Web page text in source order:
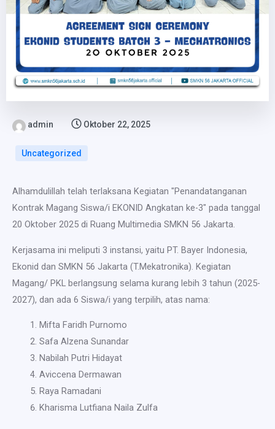
admin Oktober 22, 2025
Uncategorized
Alhamdulillah telah terlaksana Kegiatan "Penandatanganan
Kontrak Magang Siswa/i EKONID Angkatan ke-3" pada tanggal
20 Oktober 2025 di Ruang Multimedia SMKN 56 Jakarta.
Kerjasama ini meliputi 3 instansi, yaitu PT. Bayer Indonesia,
Ekonid dan SMKN 56 Jakarta (T.Mekatronika). Kegiatan
Magang/ PKL berlangsung selama kurang lebih 3 tahun (2025-
2027), dan ada 6 Siswa/i yang terpilih, atas nama:
Mifta Faridh Purnomo
Safa Alzena Sunandar
Nabilah Putri Hidayat
Aviccena Dermawan
Raya Ramadani
Kharisma Lutfiana Naila Zulfa